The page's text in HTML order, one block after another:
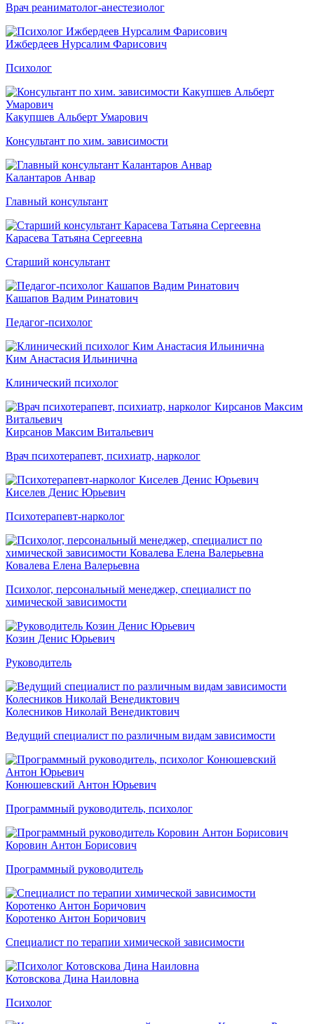
Врач реаниматолог-анестезиолог
Ижбердеев Нурсалим Фарисович
Психолог
Какупшев Альберт Умарович
Консультант по хим. зависимости
Калантаров Анвар
Главный консультант
Карасева Татьяна Сергеевна
Старший консультант
Кашапов Вадим Ринатович
Педагог-психолог
Ким Анастасия Ильинична
Клинический психолог
Кирсанов Максим Витальевич
Врач психотерапевт, психиатр, нарколог
Киселев Денис Юрьевич
Психотерапевт-нарколог
Ковалева Елена Валерьевна
Психолог, персональный менеджер, специалист по
химической зависимости
Козин Денис Юрьевич
Руководитель
Колесников Николай Венедиктович
Ведущий специалист по различным видам зависимости
Конюшевский Антон Юрьевич
Программный руководитель, психолог
Коровин Антон Борисович
Программный руководитель
Коротенко Антон Боричович
Специалист по терапии химической зависимости
Котовскова Дина Наиловна
Психолог